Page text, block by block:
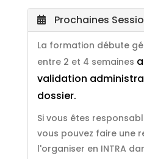
Prochaines
La formation débute
entre 2 et 4 semaines
validation
dossier.
Si vous êtes
vous pouvez faire une
l'organiser en INTRA